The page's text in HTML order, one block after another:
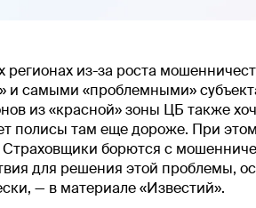
из-за роста
самыми «проблемными»
из «красной» зоны ЦБ также
полисы там еще дороже. При
борются с
для решения этой проблемы,
— в материале «Известий».